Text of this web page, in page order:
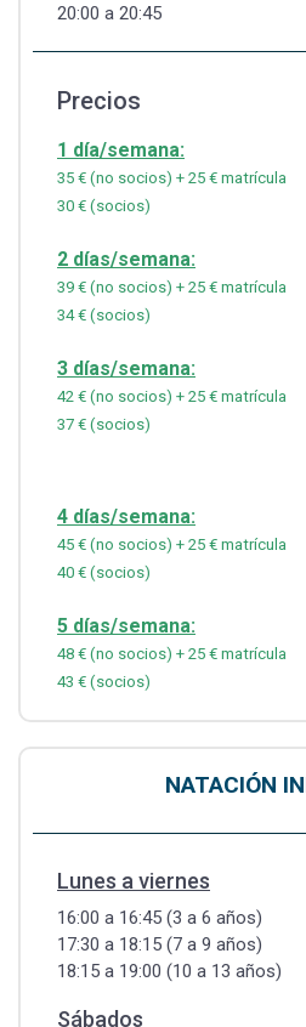
20:00 a 20:45
Precios
1 día/semana:
35 € (no socios) + 25 € matrícula
30 € (socios)
2 días/semana:
39 € (no socios) + 25 € matrícula
34 € (socios)
3 días/semana:
42 € (no socios) + 25 € matrícula
37 € (socios)
4 días/semana:
45 € (no socios) + 25 € matrícula
40 € (socios)
5 días/semana:
48 € (no socios) + 25 € matrícula
43 € (socios)
NATACIÓN
Lunes a viernes
16:00 a 16:45 (3 a 6 años)
17:30 a 18:15 (7 a 9 años)
18:15 a 19:00 (10 a 13 años)
Sábados